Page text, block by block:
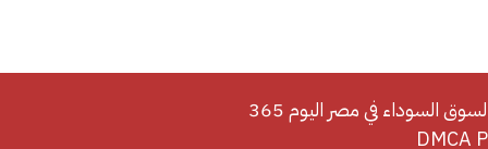
السوداء في مصر اليوم 365
DMCA